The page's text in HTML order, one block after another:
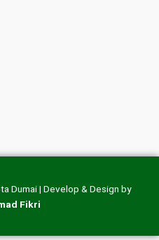
Dumai | Develop & Design by
Fikri